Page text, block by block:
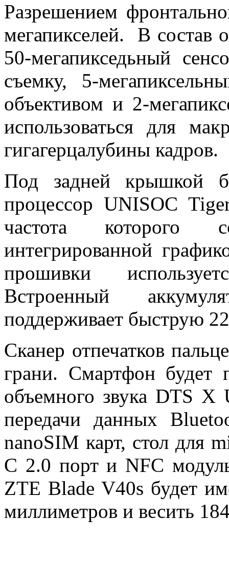
Разрешением
мегапикселей. В состав
50-мегапикседьный
съемку, 5-
объективом и 2-
использоваться для
гигагерцалубины кадров.
Под задней крышкой
процессор UNISOC
частота которого
интегрированной
прошивки
Встроенный
поддерживает быструю
Сканер отпечатков
грани. Смартфон будет
объемного звука DTS X
передачи данных
nanoSIM карт, стол для
C 2.0 порт и NFC
ZTE Blade V40s будет
миллиметров и весить